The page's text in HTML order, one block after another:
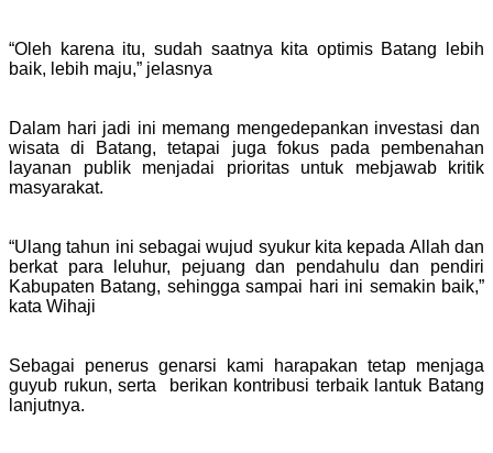
“Oleh karena itu, sudah saatnya kita optimis Batang lebih
baik, lebih maju,” jelasnya
Dalam hari jadi ini memang mengedepankan investasi dan
wisata di Batang, tetapai juga fokus pada pembenahan
layanan publik menjadai prioritas untuk mebjawab kritik
masyarakat.
“Ulang tahun ini sebagai wujud syukur kita kepada Allah dan
berkat para leluhur, pejuang dan pendahulu dan pendiri
Kabupaten Batang, sehingga sampai hari ini semakin baik,”
kata Wihaji
Sebagai penerus genarsi kami harapakan tetap menjaga
guyub rukun, serta berikan kontribusi terbaik lantuk Batang
lanjutnya.